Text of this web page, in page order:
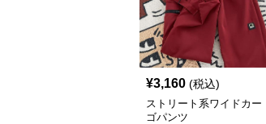
¥3,160 (税込)
ストリート系ワイドカー
ゴパンツ